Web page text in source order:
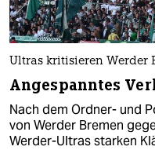
Ultras kritisieren Werder
Angespanntes
Nach dem Ordner- und
von Werder Bremen
Werder-Ultras starken